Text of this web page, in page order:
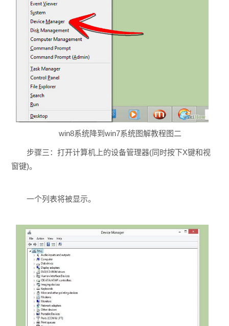
win8系统降到win7系统图解教程图二
步骤三：打开计算机上的设备管理器(同时按下X键和视
窗键)。
一个列表将被显示。